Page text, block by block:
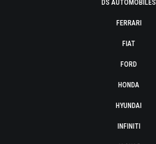
DS AUTOMOBILES
FERRARI
FIAT
FORD
HONDA
HYUNDAI
INFINITI